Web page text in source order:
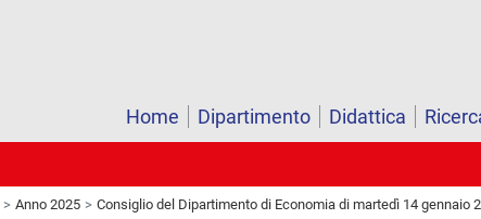
Home Dipartimento Didattica
Anno 2025 Consiglio del Dipartimento di Economia di martedì 14